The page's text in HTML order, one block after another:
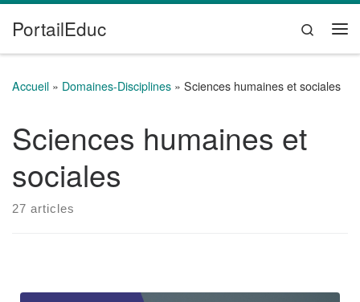
Passer au contenu
PortailEduc
Search
Accueil » Domaines-Disciplines » Sciences humaines et sociales
Sciences humaines et
sociales
27 articles